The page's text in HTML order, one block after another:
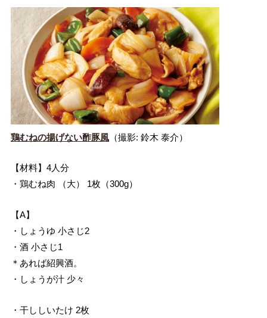
鶏むねの揚げない酢豚風（撮影: 鈴木 泰介）
【材料】4人分
・鶏むね肉 （大） 1枚（300g）
【A】
・しょうゆ 小さじ2
・酒 小さじ1
＊あれば紹興酒。
・しょうが汁 少々
・干ししいたけ 2枚